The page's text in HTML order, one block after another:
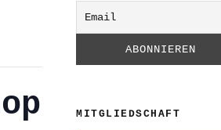
MITGLIEDSCHAFT